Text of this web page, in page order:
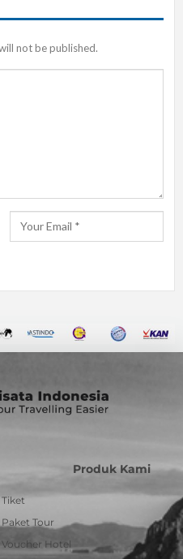
not be published.
Produk Kami
Tiket
Paket Tour
Voucher Hotel